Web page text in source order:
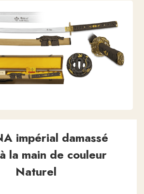
impérial damassé
la main de couleur
Naturel